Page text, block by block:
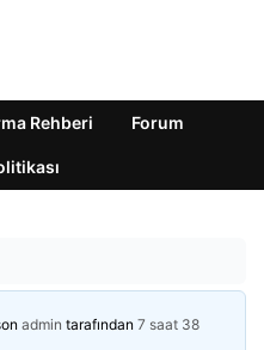
Rehberi Forum
admin tarafından 7 saat 38